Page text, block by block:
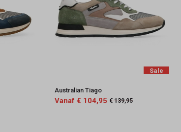
Sale
Australian Tiago
Vanaf € 104,95 € 139,95